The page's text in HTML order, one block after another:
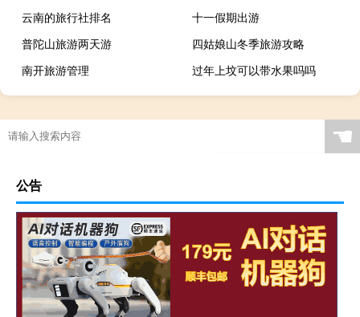
云南的旅行社排名
十一假期出游
普陀山旅游两天游
四姑娘山冬季旅游攻略
南开旅游管理
过年上坟可以带水果吗吗
☚
公告